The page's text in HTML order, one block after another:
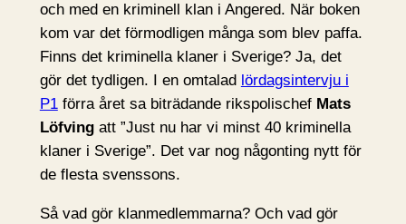
och med en kriminell klan i Angered. När boken
kom var det förmodligen många som blev paffa.
Finns det kriminella klaner i Sverige? Ja, det
gör det tydligen. I en omtalad lördagsintervju i
P1förra året sa biträdande rikspolischef Mats
Löfvingatt ”Just nu har vi minst 40 kriminella
klaner i Sverige”. Det var nog någonting nytt för
de flesta svenssons.
Så vad gör klanmedlemmarna? Och vad gör